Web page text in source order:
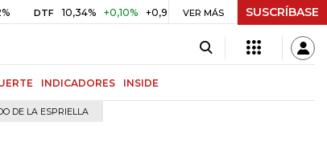
10,34% +0,10% +0,98% UVR $ 416,91 +$ 0,05 +0,01%
VER MÁS SUSCRÍBASE
INDICADORES INSIDE
DE LA ESPRIELLA